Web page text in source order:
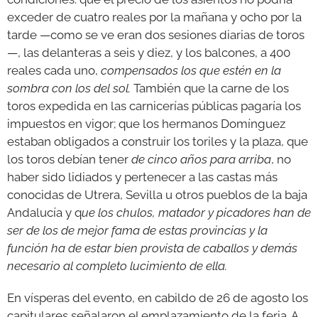
exceder de cuatro reales por la mañana y ocho por la
tarde —como se ve eran dos sesiones diarias de toros
—, las delanteras a seis y diez, y los balcones, a 400
reales cada uno, compensados los que estén en la
sombra con los del sol. También que la carne de los
toros expedida en las carnicerías públicas pagaría los
impuestos en vigor; que los hermanos Domínguez
estaban obligados a construir los toriles y la plaza, que
los toros debían tener de cinco años para arriba, no
haber sido lidiados y pertenecer a las castas más
conocidas de Utrera, Sevilla u otros pueblos de la baja
Andalucía y que los chulos, matador y picadores han de
ser de los de mejor fama de estas provincias y la
función ha de estar bien provista de caballos y demás
necesario al completo lucimiento de ella.
En vísperas del evento, en cabildo de 26 de agosto los